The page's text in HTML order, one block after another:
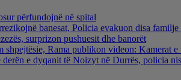
përfundojnë në spital
banesat, Policia evakuon disa
surprizon pushuesit dhe banorët
shpejtësie, Rama publikon videon: Kamerat
e dyqanit të Noizyt në Durrës, policia